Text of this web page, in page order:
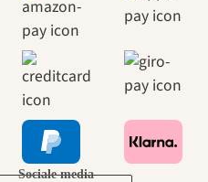
de
Sociale media